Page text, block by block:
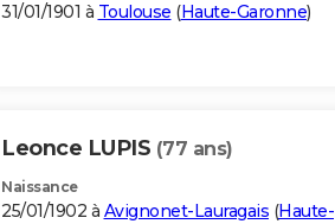
31/01/1901 à Toulouse (Haute-Garonne)
Leonce LUPIS (77 ans)
Naissance
25/01/1902 à Avignonet-Lauragais (Haute-